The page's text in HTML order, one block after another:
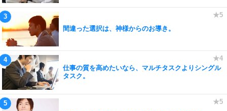
間違った選択は、神様からのお導き。
仕事の質を高めたいなら、マルチタスクよりシングル
タスク。